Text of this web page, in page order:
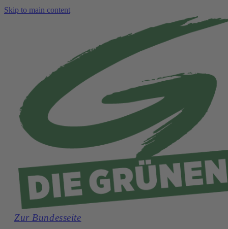
Skip to main content
Zur Bundesseite